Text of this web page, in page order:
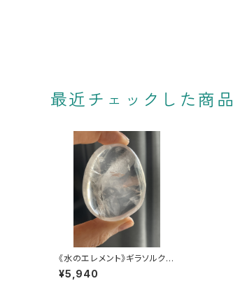
最近チェックした商品
《水のエレメント》ギラソルクオ
ーツ【宇宙ライトでメンタル美
肌♡】
¥5,940